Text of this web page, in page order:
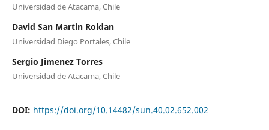
Universidad de Atacama, Chile
David San Martin Roldan
Universidad Diego Portales, Chile
Sergio Jimenez Torres
Universidad de Atacama, Chile
DOI: https://doi.org/10.14482/sun.40.02.652.002